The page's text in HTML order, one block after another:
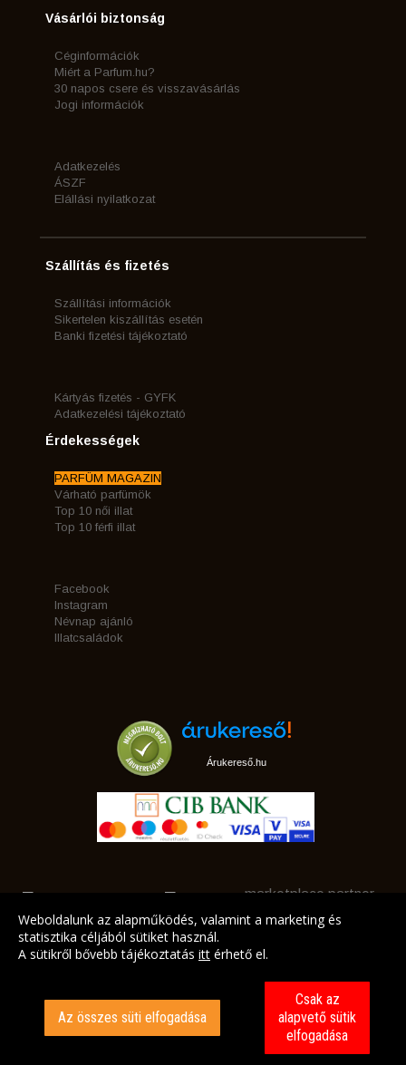
Vásárlói biztonság
Céginformációk
Miért a Parfum.hu?
30 napos csere és visszavásárlás
Jogi információk
Adatkezelés
ÁSZF
Elállási nyilatkozat
Szállítás és fizetés
Szállítási információk
Sikertelen kiszállítás esetén
Banki fizetési tájékoztató
Kártyás fizetés - GYFK
Adatkezelési tájékoztató
Érdekességek
PARFÜM MAGAZIN
Várható parfümök
Top 10 női illat
Top 10 férfi illat
Facebook
Instagram
Névnap ajánló
Illatcsaládok
Árukereső.hu
marketplace partner
Weboldalunk az alapműködés, valamint a marketing és
statisztika céljából sütiket használ.
A sütikről bővebb tájékoztatás itt érhető el.
Az összes süti elfogadása
Csak az
alapvető sütik
elfogadása